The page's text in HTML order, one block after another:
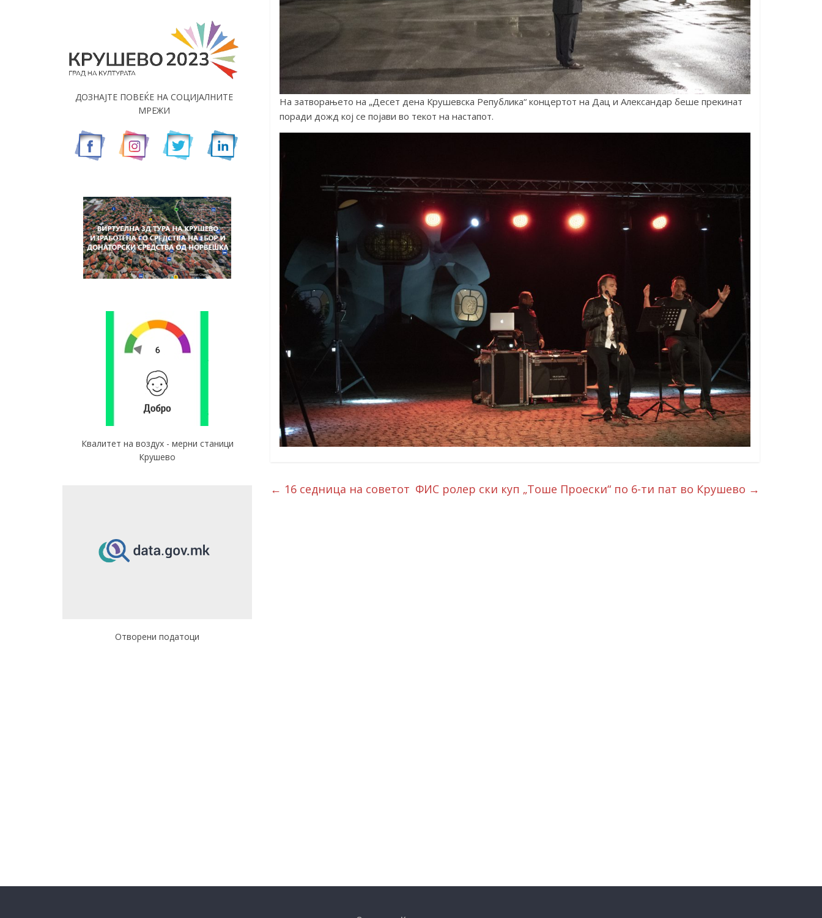
На затворањето на „Десет дена Крушевска Република“ концертот на Дац и Александар беше прекинат
поради дожд кој се појави во текот на настапот.
← 16 седница на советот ФИС ролер ски куп „Тоше Проески“ по 6-ти пат во Крушево →
ДОЗНАЈТЕ ПОВЕЌЕ НА СОЦИЈАЛНИТЕ
МРЕЖИ
Квалитет на воздух - мерни станици
Крушево
Отворени податоци